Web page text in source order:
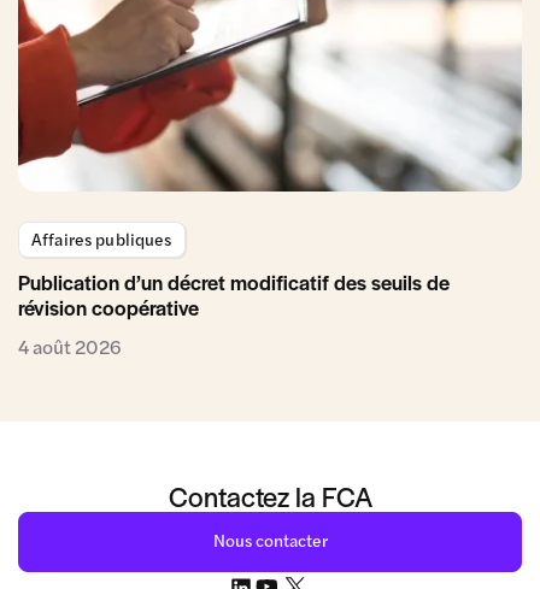
Affaires publiques
Publication d’un décret modificatif des seuils de
révision coopérative
4 août 2026
Contactez la FCA
Nous contacter